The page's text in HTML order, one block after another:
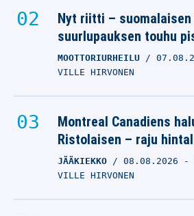
Nyt riitti –
suurlupauksen touhu
MOOTTORIURHEILU
VILLE HIRVONEN
Montreal Canadiens
Ristolaisen – raju
JÄÄKIEKKO 08.08.2026 -
VILLE HIRVONEN